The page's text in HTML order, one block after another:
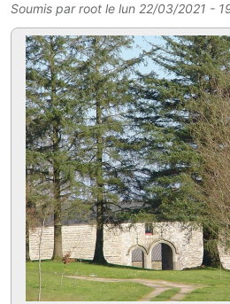
Soumis parroot le lun 22/03/2021 -
Image